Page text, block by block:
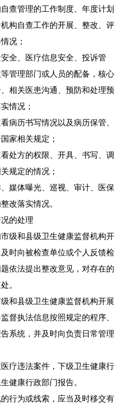
管理的工作制度、年度计划
构自查工作的开展、整改、评
况；
、医疗信息安全、投诉管
管理部门或人员的配备，核心
相关医患沟通、预防和处理预
情况；
历书写情况以及病历保管、
家相关规定；
方的权限、开具、书写、调
规定的情况；
体曝光、巡视、审计、医保
改落实情况。
的处理
和县级卫生健康监督机构开
时向被检查单位或个人反馈检
依法提出整改意见，对存在的
。
县级卫生健康监督机构开展
督执法信息按照规定的程序、
系统，并及时向负责日常管理
违法案件，下级卫生健康行
健康行政部门报告。
为或线索，应当及时移交有